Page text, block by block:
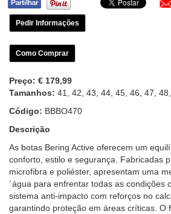
Pedir Informações
Como Comprar
Preço: € 179,99
Tamanhos: 41, 42, 43, 44, 45, 46, 47,
Código: BBBO470
Descrição
As botas Bering Active oferecem um
conforto, estilo e segurança. Fabricadas
microfibra e poliéster, apresentam uma
´água para enfrentar todas as condições
sistema anti-impacto com reforços no
garantindo proteção em áreas críticas. O